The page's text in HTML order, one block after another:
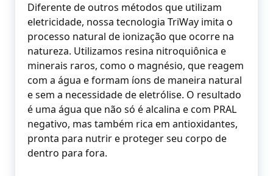
Diferente de outros métodos que utilizam
eletricidade, nossa tecnologia TriWay imita o
processo natural de ionização que ocorre na
natureza. Utilizamos resina nitroquiônica e
minerais raros, como o magnésio, que reagem
com a água e formam íons de maneira natural
e sem a necessidade de eletrólise. O resultado
é uma água que não só é alcalina e com PRAL
negativo, mas também rica em antioxidantes,
pronta para nutrir e proteger seu corpo de
dentro para fora.